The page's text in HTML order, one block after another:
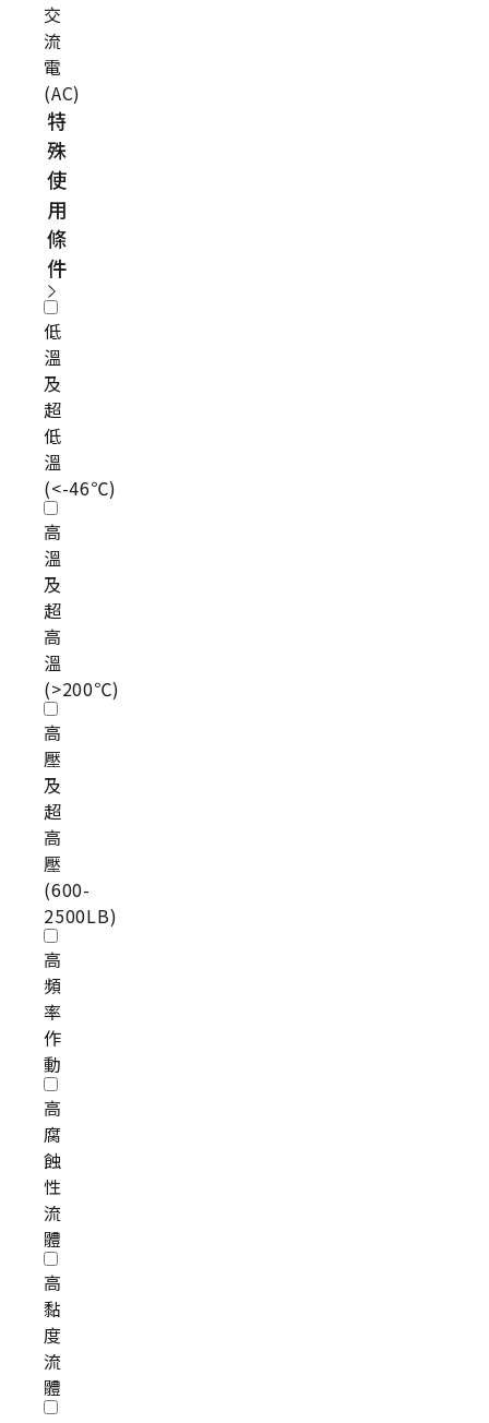
交
流
電
(AC)
特
殊
使
用
條
件
低
溫
及
超
低
溫
(<-46℃)
高
溫
及
超
高
溫
(>200℃)
高
壓
及
超
高
壓
(600-
2500LB)
高
頻
率
作
動
高
腐
蝕
性
流
體
高
黏
度
流
體